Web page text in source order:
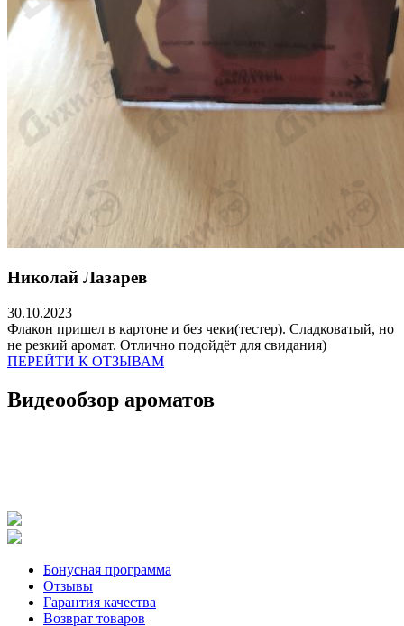
Николай Лазарев
30.10.2023
Флакон пришел в картоне и без чеки(тестер). Сладковатый, но
не резкий аромат. Отлично подойдёт для свидания)
ПЕРЕЙТИ К ОТЗЫВАМ
Видеообзор ароматов
Бонусная программа
Отзывы
Гарантия качества
Возврат товаров